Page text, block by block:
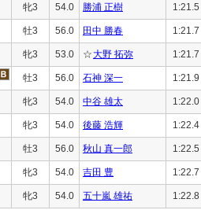
牝3 54.0 勝浦 正樹 1:21.5
牡3 56.0 田中 勝春 1:21.7
牝3 53.0 ☆大野 拓弥 1:21.7
牡3 56.0 石神 深一 1:21.9
牝3 54.0 中谷 雄太 1:22.0
牝3 54.0 後藤 浩輝 1:22.4
牡3 56.0 秋山 真一郎 1:22.5
牝3 54.0 吉田 豊 1:22.7
牝3 54.0 五十嵐 雄祐 1:22.8